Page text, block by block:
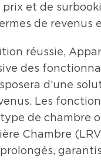
et de
de revenus
réussie,
des
d’une
Les
de chambre
Chambre